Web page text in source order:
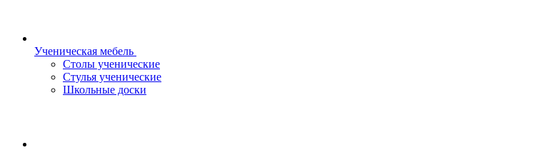
Ученическая мебель
Столы ученические
Стулья ученические
Школьные доски